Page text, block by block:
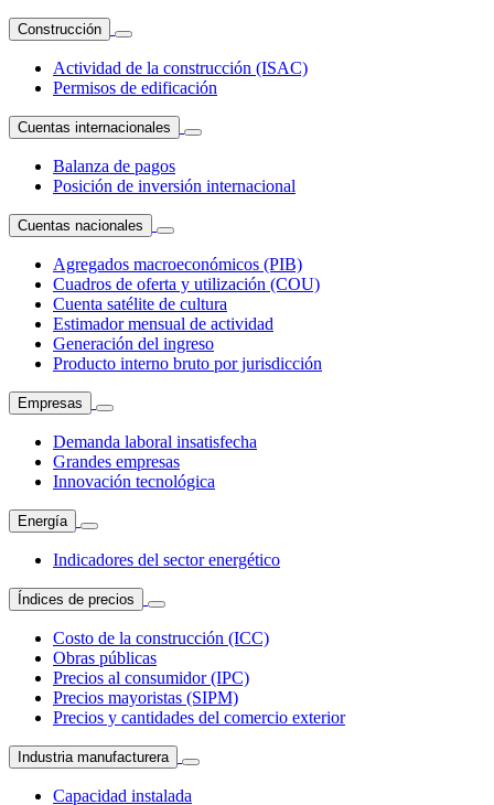
Construcción
Actividad de la construcción (ISAC)
Permisos de edificación
Cuentas internacionales
Balanza de pagos
Posición de inversión internacional
Cuentas nacionales
Agregados macroeconómicos (PIB)
Cuadros de oferta y utilización (COU)
Cuenta satélite de cultura
Estimador mensual de actividad
Generación del ingreso
Producto interno bruto por jurisdicción
Empresas
Demanda laboral insatisfecha
Grandes empresas
Innovación tecnológica
Energía
Indicadores del sector energético
Índices de precios
Costo de la construcción (ICC)
Obras públicas
Precios al consumidor (IPC)
Precios mayoristas (SIPM)
Precios y cantidades del comercio exterior
Industria manufacturera
Capacidad instalada